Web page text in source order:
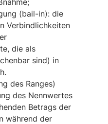
(bail-in): die
Verbindlichkeiten
die als
sind) in
des Ranges)
des Nennwertes
Betrags der
während der